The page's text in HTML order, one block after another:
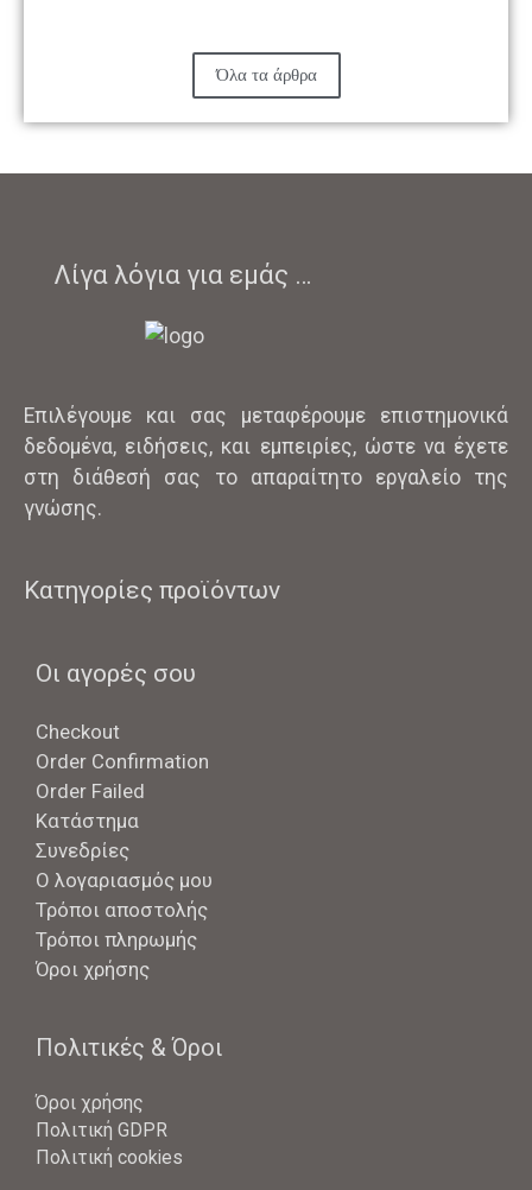
Όλα τα άρθρα
Λίγα λόγια για εμάς …
Επιλέγουμε και σας μεταφέρουμε επιστημονικά
δεδομένα, ειδήσεις, και εμπειρίες, ώστε να έχετε
στη διάθεσή σας το απαραίτητο εργαλείο της
γνώσης.
Κατηγορίες προϊόντων
Οι αγορές σου
Checkout
Order Confirmation
Order Failed
Κατάστημα
Συνεδρίες
Ο λογαριασμός μου
Τρόποι αποστολής
Τρόποι πληρωμής
Όροι χρήσης
Πολιτικές & Όροι
Όροι χρήσης
Πολιτική GDPR
Πολιτική cookies